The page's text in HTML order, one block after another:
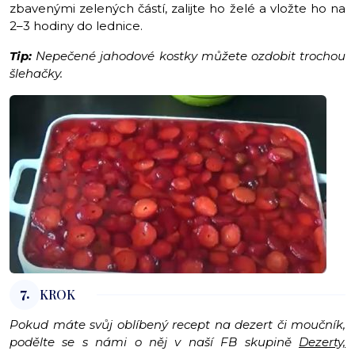
zbavenými zelených částí, zalijte ho želé a vložte ho na
2–3 hodiny do lednice.
Tip: Nepečené jahodové kostky můžete ozdobit trochou
šlehačky.
7. KROK
Pokud máte svůj oblíbený recept na dezert či moučník,
podělte se s námi o něj v naší FB skupině Dezerty,